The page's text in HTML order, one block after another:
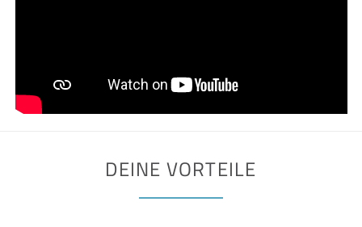
DEINE VORTEILE